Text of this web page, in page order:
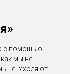
с помощью
мы не
Уходя от